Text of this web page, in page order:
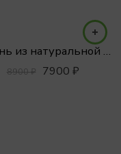
Ремень из натуральной кожи
8900₽ 7900 ₽